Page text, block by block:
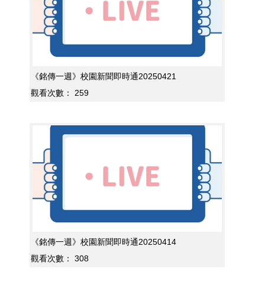
《銘傳一週》校園新聞即時通20250421
觀看次數：
259
《銘傳一週》校園新聞即時通20250414
觀看次數：
308